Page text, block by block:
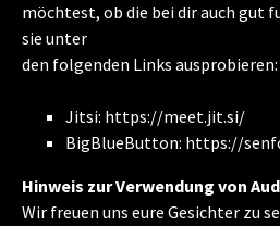
möchtest, ob die bei dir auch gut
sie unter
den folgenden Links ausprobieren:
Jitsi: https://meet.jit.si/
BigBlueButton: https://
Hinweis zur Verwendung von
Wir freuen uns eure Gesichter zu